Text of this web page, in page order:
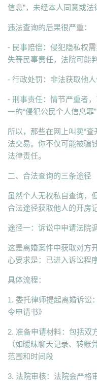
信息”，未经本人同意或法
违法查询的后果很严重：
- 民事赔偿：侵犯隐私权
失等民事责任，法院可能
- 行政处罚：非法获取他
- 刑事责任：情节严重者
一的“侵犯公民个人信息罪
所以，那些在网上叫卖“
法交易。你不仅可能被骗
法律责任。
二、合法查询的三条途径
虽然个人无权私自查询，
合法途径获取他人的开房记
途径一：诉讼中申请法院
这是离婚案件中获取对方
心要求是：已进入诉讼程
具体流程：
1. 委托律师提起离婚诉讼
令申请书》
2. 准备申请材料：包括双
（如暧昧聊天记录、转
范围和时间段
3. 法院审核：法院会严格